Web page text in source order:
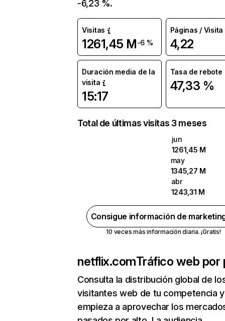
-6,23 %.
Visitas
1261,45 M-6 %
Páginas / Visita
4,22
Duración media de la
visita
15:17
Tasa de rebote
47,33 %
Total de últimas visitas 3 meses
jun
1261,45 M
may
1345,27 M
abr
1243,31 M
Consigue información de
10 veces más información diaria. ¡Gratis!
netflix.comTráfico web por
Consulta la distribución global de
visitantes web de tu competencia y
empieza a aprovechar los